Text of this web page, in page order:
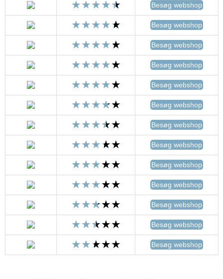
Besøg webshop
Besøg webshop
Besøg webshop
Besøg webshop
Besøg webshop
Besøg webshop
Besøg webshop
Besøg webshop
Besøg webshop
Besøg webshop
Besøg webshop
Besøg webshop
Besøg webshop